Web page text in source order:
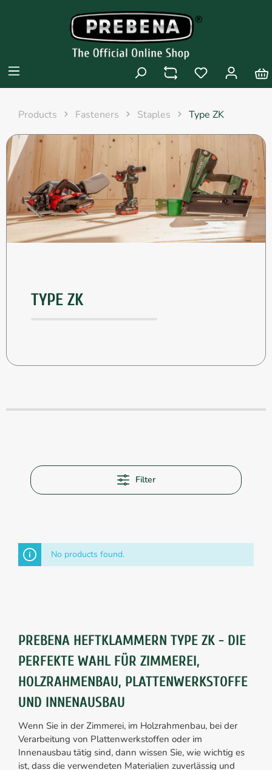
Products Fasteners Staples Type ZK
TYPE ZK
Filter
No products found.
PREBENA HEFTKLAMMERN TYPE ZK - DIE
PERFEKTE WAHL FÜR ZIMMEREI,
HOLZRAHMENBAU, PLATTENWERKSTOFFE
UND INNENAUSBAU
Wenn Sie in der Zimmerei, im Holzrahmenbau, bei der
Verarbeitung von Plattenwerkstoffen oder im
Innenausbau tätig sind, dann wissen Sie, wie wichtig es
ist, dass die verwendeten Materialien zuverlässig und